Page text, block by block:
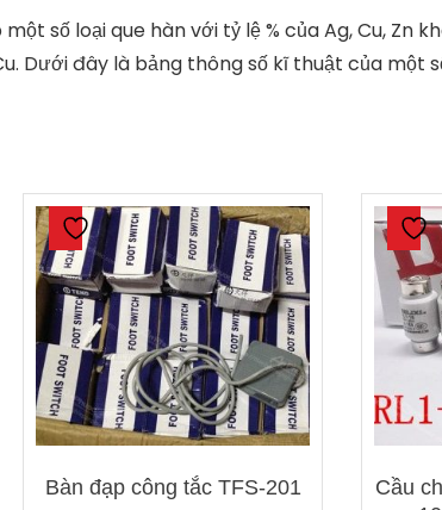
số loại que hàn với tỷ lệ % của Ag, Cu, Zn
Dưới đây là bảng thông số kĩ thuật của một
Bàn đạp công tắc TFS-201
Cầu